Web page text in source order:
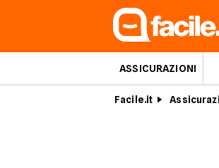
ASSICURAZIONI
Facile.it